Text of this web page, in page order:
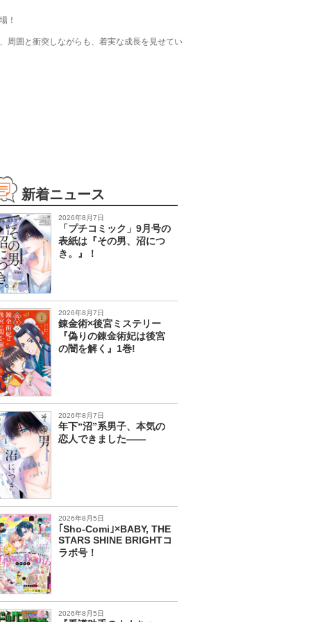
！
周囲と衝突しながらも、着実な成長を見せてい
新着ニュース
2026年8月7日
「プチコミック」9月号の
表紙は『その男、沼につ
き。』！
2026年8月7日
錬金術×後宮ミステリー
『偽りの錬金術妃は後宮
の闇を解く』1巻!
2026年8月7日
年下“沼”系男子、本気の
恋人できました――
2026年8月5日
｢Sho-Comi｣×BABY, THE
STARS SHINE BRIGHTコ
ラボ号！
2026年8月5日